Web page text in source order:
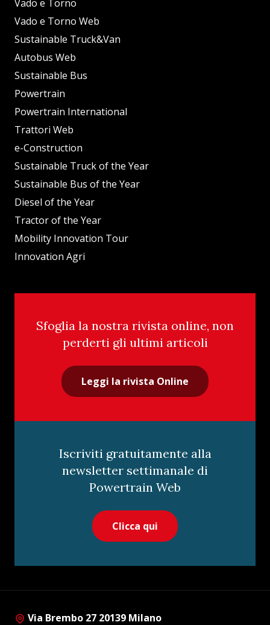
Vado e Torno
Vado e Torno Web
Sustainable Truck&Van
Autobus Web
Sustainable Bus
Powertrain
Powertrain International
Trattori Web
e-Construction
Sustainable Truck of the Year
Sustainable Bus of the Year
Diesel of the Year
Tractor of the Year
Mobility Innovation Tour
Innovation Agri
Sfoglia la nostra rivista online, non
perderti gli ultimi articoli
Leggi la rivista Online
Iscriviti gratuitamente alla
newsletter settimanale di
Powertrain Web
Clicca qui
Via Brembo 27 20139 Milano